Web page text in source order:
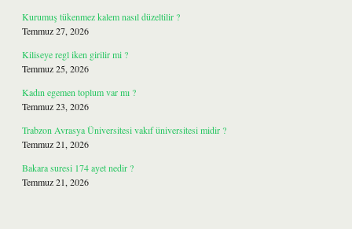
Kurumuş tükenmez kalem nasıl düzeltilir ?
Temmuz 27, 2026
Kiliseye regl iken girilir mi ?
Temmuz 25, 2026
Kadın egemen toplum var mı ?
Temmuz 23, 2026
Trabzon Avrasya Üniversitesi vakıf üniversitesi midir ?
Temmuz 21, 2026
Bakara suresi 174 ayet nedir ?
Temmuz 21, 2026